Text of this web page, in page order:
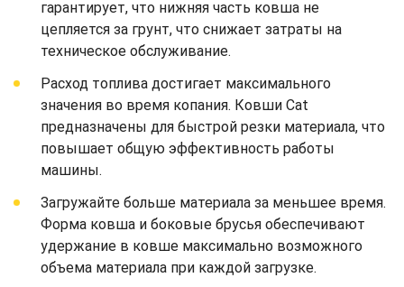
гарантирует, что нижняя часть ковша не
цепляется за грунт, что снижает затраты на
техническое обслуживание.
Расход топлива достигает максимального
значения во время копания. Ковши Cat
предназначены для быстрой резки материала, что
повышает общую эффективность работы
машины.
Загружайте больше материала за меньшее время.
Форма ковша и боковые брусья обеспечивают
удержание в ковше максимально возможного
объема материала при каждой загрузке.